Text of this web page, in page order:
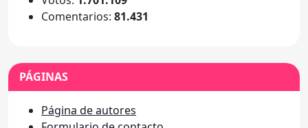
Comentarios: 81.431
PÁGINAS
Página de autores